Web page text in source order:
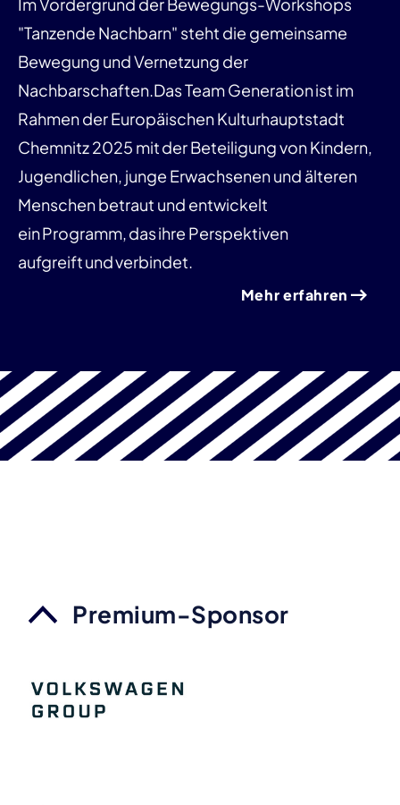
"Tanzende Nachbarn" steht die gemeinsame
Bewegung und Vernetzung der
Nachbarschaften.Das Team Generation ist im
Rahmen der Europäischen Kulturhauptstadt
Chemnitz 2025 mit der Beteiligung von Kindern,
Jugendlichen, junge Erwachsenen und älteren
Menschen betraut und entwickelt
ein Programm, das ihre Perspektiven
aufgreift und verbindet.
Mehr erfahren
Premium-Sponsor